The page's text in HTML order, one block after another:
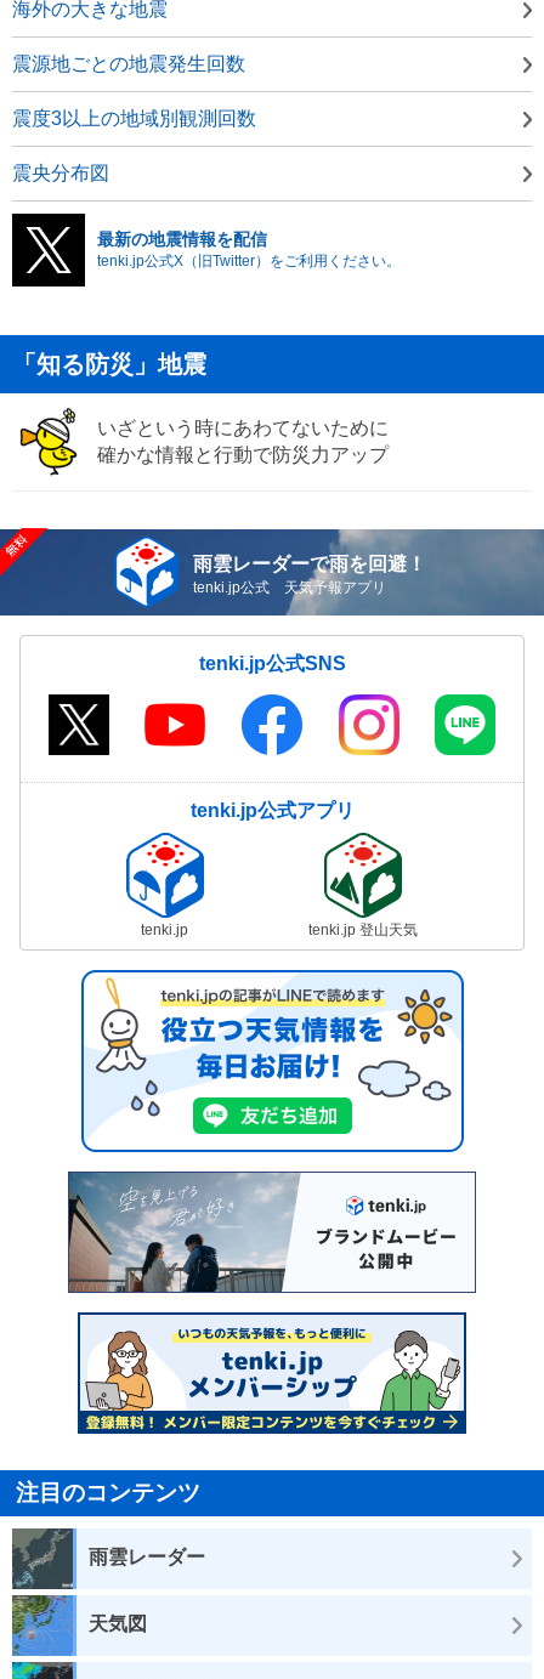
海外の大きな地震
震源地ごとの地震発生回数
震度3以上の地域別観測回数
震央分布図
最新の地震情報を配信
tenki.jp公式X（旧Twitter）をご利用ください。
「知る防災」地震
いざという時にあわてないために
確かな情報と行動で防災力アップ
雨雲レーダーで雨を回避！
tenki.jp公式 天気予報アプリ
tenki.jp公式SNS
tenki.jp公式アプリ
tenki.jp tenki.jp 登山天気
注目のコンテンツ
雨雲レーダー
天気図